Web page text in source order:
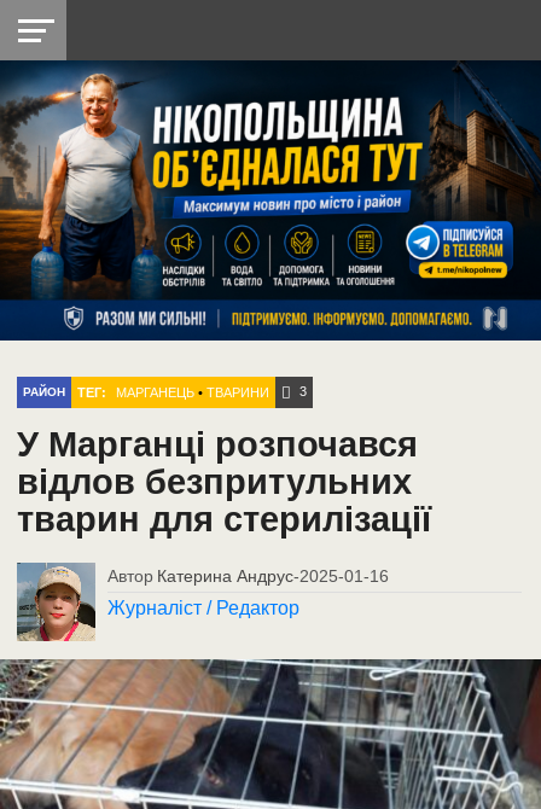
НІКОПОЛЬ
РАЙОН
СІЧЕСЛАВСЬКА
УКРАЇНА
РЕТРО
НІКОПОЛЬ
ЛАЙТ
УКРАЇНА
ДОПОМОГА
РАДІО
РАЙОН ТЕГ: МАРГАНЕЦЬ •ТВАРИНИ 3
У Марганці розпочався
відлов безпритульних
тварин для стерилізації
Автор Катерина Андрус-2025-01-16
Журналіст / Редактор